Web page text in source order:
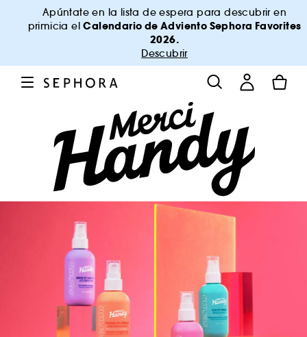
Apúntate en la lista de espera para descubrir en
primicia elCalendario de Adviento Sephora Favorites
2026.
Descubrir